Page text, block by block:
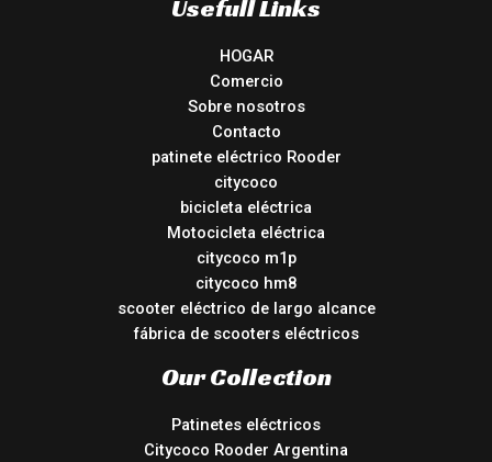
Usefull Links
HOGAR
Comercio
Sobre nosotros
Contacto
patinete eléctrico Rooder
citycoco
bicicleta eléctrica
Motocicleta eléctrica
citycoco m1p
citycoco hm8
scooter eléctrico de largo alcance
fábrica de scooters eléctricos
Our Collection
Patinetes eléctricos
Citycoco Rooder Argentina